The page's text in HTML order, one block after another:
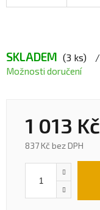
SKLADEM (3 ks)
Možnosti doručení
1 013 Kč
837 Kč bez DPH